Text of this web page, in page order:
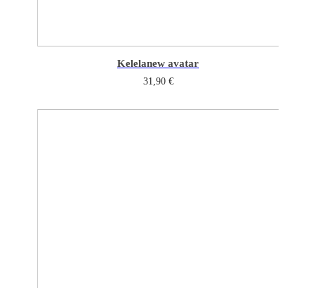
Kelelanew avatar
31,90 €